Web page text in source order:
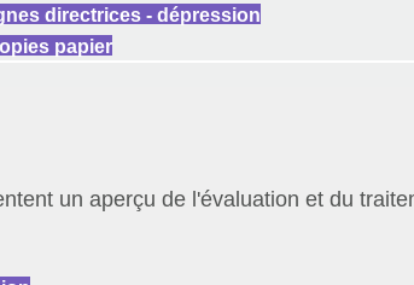
directrices - dépression
papier
un aperçu de l'évaluation et du